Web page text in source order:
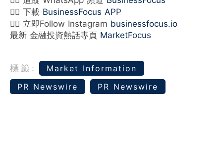
👉🏻 下載 BusinessFocus APP
👉🏻 立即Follow Instagram businessfocus.io
最新 金融投資熱話專頁 MarketFocus
標籤:
Market Information
PR Newswire
PR Newswire